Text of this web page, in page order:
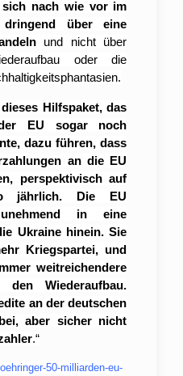
sich nach wie vor im
über eine
und nicht über
oder die
Hilfspaket, das
EU sogar noch
dazu führen, dass
an die EU
perspektivisch auf
jährlich. Die EU
in eine
Ukraine hinein. Sie
Kriegspartei, und
weitreichendere
den Wiederaufbau.
an der deutschen
aber sicher nicht
.“
50-milliarden-eu-